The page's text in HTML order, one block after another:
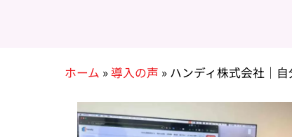
ホーム »導入の声 » ハンディ株式会社｜